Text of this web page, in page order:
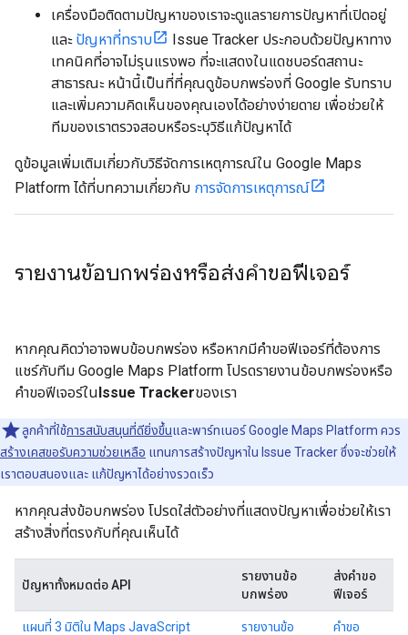
เครื่องมือติดตามปัญหาของเราจะดูแลรายการปัญหาที่เปิดอยู่
และปัญหาที่ทราบ
Issue Tracker ประกอบด้วยปัญหาทาง
เทคนิคที่อาจไม่รุนแรงพอ ที่จะแสดงในแดชบอร์ดสถานะ
สาธารณะ หน้านี้เป็นที่ที่คุณดูข้อบกพร่องที่ Google รับทราบ
และเพิ่มความคิดเห็นของคุณเองได้อย่างง่ายดาย เพื่อช่วยให้
ทีมของเราตรวจสอบหรือระบุวิธีแก้ปัญหาได้
ดูข้อมูลเพิ่มเติมเกี่ยวกับวิธีจัดการเหตุการณ์ใน Google Maps
Platform ได้ที่บทความเกี่ยวกับ การจัดการเหตุการณ์
รายงานข้อบกพร่องหรือส่งคำขอฟีเจอร์
หากคุณคิดว่าอาจพบข้อบกพร่อง หรือหากมีคำขอฟีเจอร์ที่ต้องการ
แชร์กับทีม Google Maps Platform โปรดรายงานข้อบกพร่องหรือ
คำขอฟีเจอร์ในIssue Trackerของเรา
ลูกค้าที่ใช้การสนับสนุนที่ดียิ่งขึ้นและพาร์ทเนอร์ Google Maps Platform ควร
สร้างเคสขอรับความช่วยเหลือ แทนการสร้างปัญหาใน Issue Tracker ซึ่งจะช่วยให้
เราตอบสนองและ แก้ปัญหาได้อย่างรวดเร็ว
หากคุณส่งข้อบกพร่อง โปรดใส่ตัวอย่างที่แสดงปัญหาเพื่อช่วยให้เรา
สร้างสิ่งที่ตรงกับที่คุณเห็นได้
ปัญหาทั้งหมดต่อ API
รายงานข้อ
บกพร่อง
ส่งคำขอ
ฟีเจอร์
แผนที่ 3 มิติใน Maps JavaScript
รายงานข้อ
คำขอ